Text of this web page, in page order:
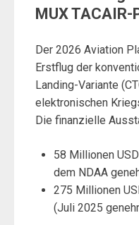
MUX
Der 2026 Aviation
Erstflug der
Landing-Variante
elektronischen
Die finanzielle
58 Millionen
dem NDAA
275 Millionen
(Juli 2025